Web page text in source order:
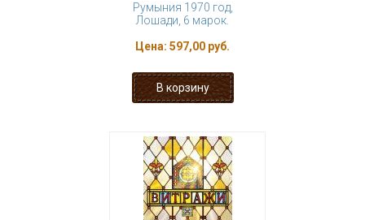
Румыния 1970 год,
Лошади, 6 марок.
Цена: 597,00 руб.